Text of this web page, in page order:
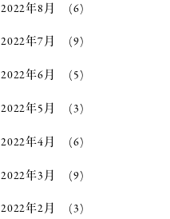
2022年8月 (6)
2022年7月 (9)
2022年6月 (5)
2022年5月 (3)
2022年4月 (6)
2022年3月 (9)
2022年2月 (3)